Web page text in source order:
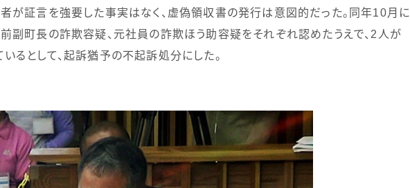
が証言を強要した事実はなく、虚偽領収書の発行は意図的だった。同年10月に
副町長の詐欺容疑、元社員の詐欺ほう助容疑をそれぞれ認めたうえで、 2 人が
るとして、起訴猶予の不起訴処分にした。